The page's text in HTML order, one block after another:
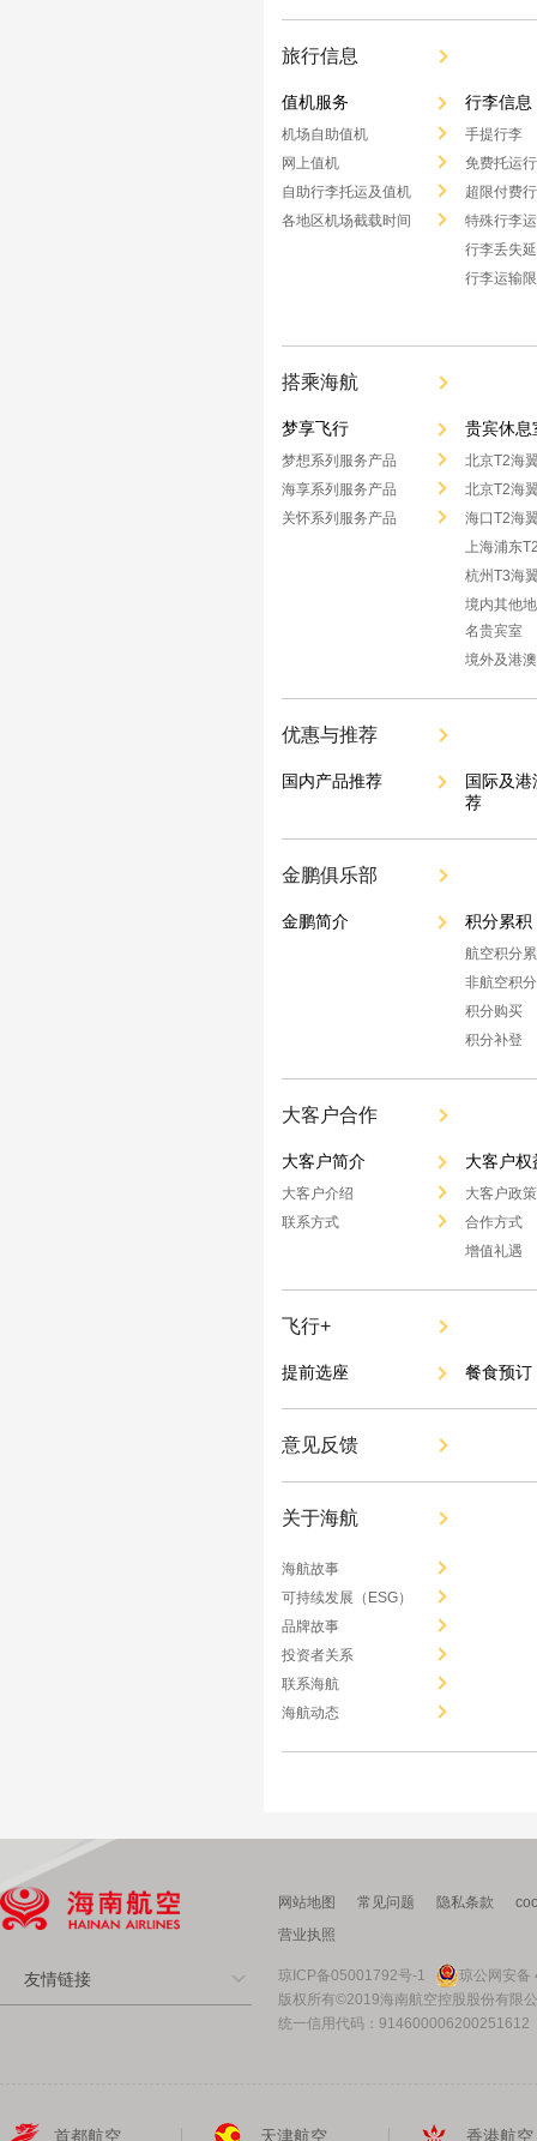
旅行信息
值机服务
机场自助值机
网上值机
自助行李托运及值机
各地区机场截载时间
行李信息
手提行李
免费托运
超限付费
特殊行李
行李丢失
行李运输
搭乘海航
梦享飞行
梦想系列服务产品
海享系列服务产品
关怀系列服务产品
贵宾休息
北京T2海
北京T2海
海口T2海
上海浦东
杭州T3海
境内其他
名贵宾室
境外及港
优惠与推荐
国内产品推荐
国际及
荐
金鹏俱乐部
金鹏简介 积分累积
航空积分
非航空积
积分购买
积分补登
大客户合作
大客户简介
大客户介绍
联系方式
大客户权
大客户政策
合作方式
增值礼遇
飞行+
提前选座 餐食预订
意见反馈
关于海航
海航故事
可持续发展（ESG）
品牌故事
投资者关系
联系海航
海航动态
友情链接
网站地图 常见问题 隐私条款
营业执照
琼ICP备05001792号-1
琼公网安备
版权所有©2019海南航空控股股份有限
统一信用代码：914600006200251612
首都航空 天津航空 香港航空